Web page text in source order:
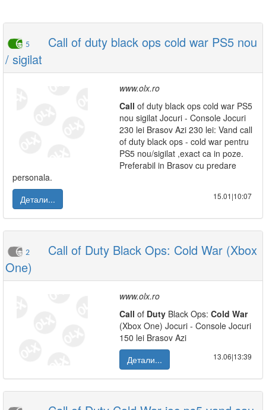
5
Call of duty black ops cold war PS5 nou
/ sigilat
www.olx.ro
Call of duty black ops cold war PS5
nou sigilat Jocuri - Console Jocuri
230 lei Brasov Azi 230 lei: Vand call
of duty black ops - cold war pentru
PS5 nou/sigilat ,exact ca in poze.
Preferabil in Brasov cu predare
personala.
Детали...
15.01|10:07
2
Call of Duty Black Ops: Cold War (Xbox
One)
www.olx.ro
Call of Duty Black Ops: Cold War
(Xbox One) Jocuri - Console Jocuri
150 lei Brasov Azi
Детали...
13.06|13:39